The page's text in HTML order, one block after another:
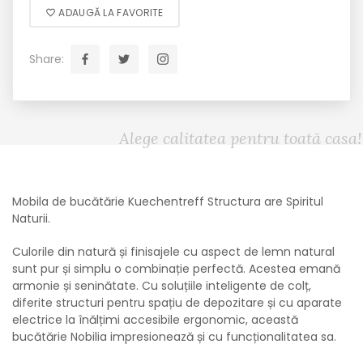
ADAUGĂ LA FAVORITE
Share:
Alege calitatea pentru toată casa!
Mobila de bucătărie Kuechentreff Structura are Spiritul
Naturii.
Culorile din natură și finisajele cu aspect de lemn natural
sunt pur și simplu o combinație perfectă. Acestea emană
armonie și seninătate. Cu soluțiile inteligente de colț,
diferite structuri pentru spațiu de depozitare și cu aparate
electrice la înălțimi accesibile ergonomic, această
bucătărie Nobilia impresionează și cu funcționalitatea sa.